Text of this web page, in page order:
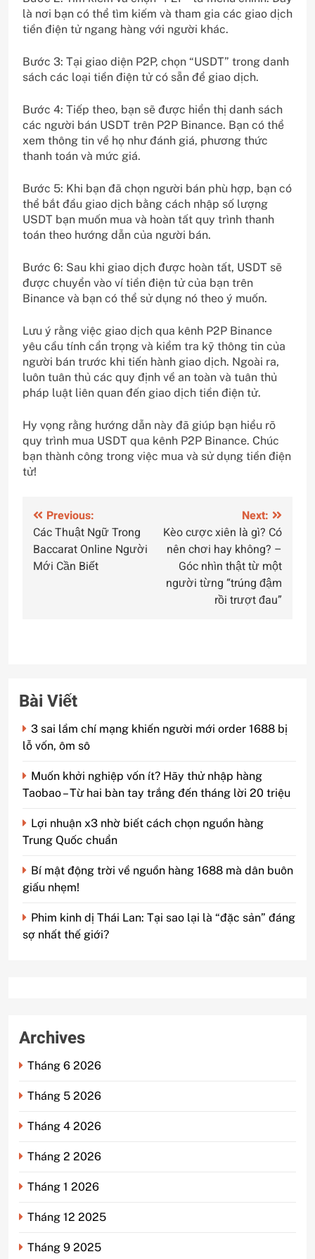
là nơi bạn có thể tìm kiếm và tham gia các giao dịch
tiền điện tử ngang hàng với người khác.
Bước 3: Tại giao diện P2P, chọn “USDT” trong danh
sách các loại tiền điện tử có sẵn để giao dịch.
Bước 4: Tiếp theo, bạn sẽ được hiển thị danh sách
các người bán USDT trên P2P Binance. Bạn có thể
xem thông tin về họ như đánh giá, phương thức
thanh toán và mức giá.
Bước 5: Khi bạn đã chọn người bán phù hợp, bạn có
thể bắt đầu giao dịch bằng cách nhập số lượng
USDT bạn muốn mua và hoàn tất quy trình thanh
toán theo hướng dẫn của người bán.
Bước 6: Sau khi giao dịch được hoàn tất, USDT sẽ
được chuyển vào ví tiền điện tử của bạn trên
Binance và bạn có thể sử dụng nó theo ý muốn.
Lưu ý rằng việc giao dịch qua kênh P2P Binance
yêu cầu tính cẩn trọng và kiểm tra kỹ thông tin của
người bán trước khi tiến hành giao dịch. Ngoài ra,
luôn tuân thủ các quy định về an toàn và tuân thủ
pháp luật liên quan đến giao dịch tiền điện tử.
Hy vọng rằng hướng dẫn này đã giúp bạn hiểu rõ
quy trình mua USDT qua kênh P2P Binance. Chúc
bạn thành công trong việc mua và sử dụng tiền điện
tử!
Điều
hướng
bài
Previous:
Các Thuật Ngữ Trong
Baccarat Online Người
Mới Cần Biết
Next:
Kèo cược xiên là gì? Có
nên chơi hay không? –
Góc nhìn thật từ một
người từng “trúng đậm
rồi trượt đau”
Bài Viết
3 sai lầm chí mạng khiến người mới order 1688 bị
lỗ vốn, ôm sô
Muốn khởi nghiệp vốn ít? Hãy thử nhập hàng
Taobao – Từ hai bàn tay trắng đến tháng lời 20 triệu
Lợi nhuận x3 nhờ biết cách chọn nguồn hàng
Trung Quốc chuẩn
Bí mật động trời về nguồn hàng 1688 mà dân buôn
giấu nhẹm!
Phim kinh dị Thái Lan: Tại sao lại là “đặc sản” đáng
sợ nhất thế giới?
Archives
Tháng 6 2026
Tháng 5 2026
Tháng 4 2026
Tháng 2 2026
Tháng 1 2026
Tháng 12 2025
Tháng 9 2025